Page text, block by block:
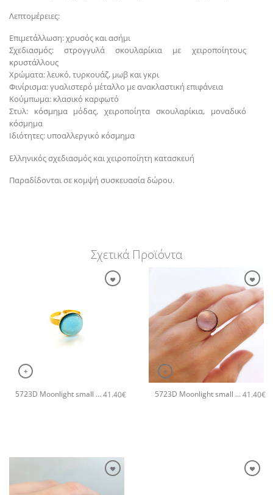
Λεπτομέρειες:
Επιμετάλλωση: χρυσός και ασήμι
Σχεδιασμός: στρογγυλά σκουλαρίκια με χειροποίητους
κρυστάλλους
Χρώματα: λευκό, τυρκουάζ, μωβ και γκρι
Φινίρισμα: γυαλιστερό μέταλλο με ανακλαστική επιφάνεια
Κούμπωμα: κλασικό καρφωτό
Στυλ: κόσμημα μόδας, χειροποίητα σκουλαρίκια, μοναδικό
κόσμημα
Ιδιότητες: υποαλλεργικό κόσμημα
Ελληνικός σχεδιασμός και χειροποίητη κατασκευή
Παραδίδονται σε κομψή συσκευασία δώρου.
Σχετικά Προϊόντα
+
5723D Moonlight small χειροποίητο δαχτυλιδι Catherine bijoux Τυρκουάζ41.40€
+
5723D Moonlight small χειροποίητο δαχτυλιδι Catherine bijoux Μωβ41.40€